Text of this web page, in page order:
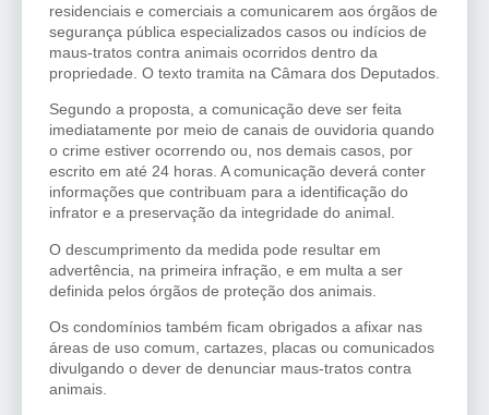
residenciais e comerciais a comunicarem aos órgãos de
segurança pública especializados casos ou indícios de
maus-tratos contra animais ocorridos dentro da
propriedade. O texto tramita na Câmara dos Deputados.
Segundo a proposta, a comunicação deve ser feita
imediatamente por meio de canais de ouvidoria quando
o crime estiver ocorrendo ou, nos demais casos, por
escrito em até 24 horas. A comunicação deverá conter
informações que contribuam para a identificação do
infrator e a preservação da integridade do animal.
O descumprimento da medida pode resultar em
advertência, na primeira infração, e em multa a ser
definida pelos órgãos de proteção dos animais.
Os condomínios também ficam obrigados a afixar nas
áreas de uso comum, cartazes, placas ou comunicados
divulgando o dever de denunciar maus-tratos contra
animais.